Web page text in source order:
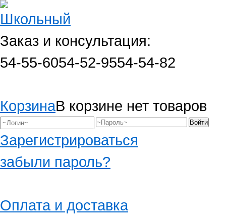
Заказ и консультация:
54-55-6054-52-9554-54-82
КорзинаВ корзине нет товаров
Зарегистрироваться
забыли пароль?
Оплата и доставка